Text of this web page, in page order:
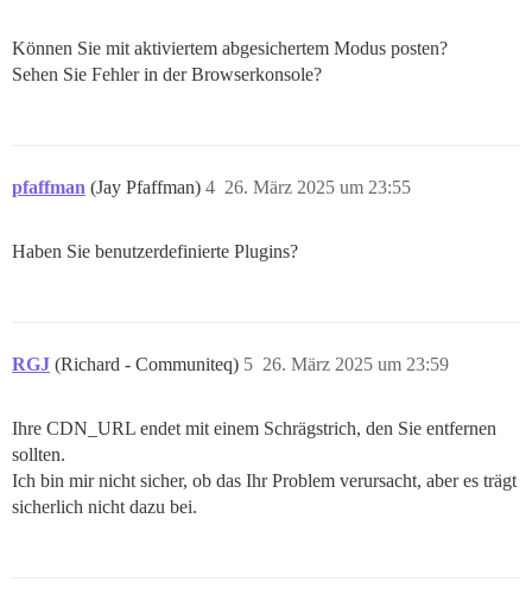
Können Sie mit aktiviertem abgesichertem Modus posten?
Sehen Sie Fehler in der Browserkonsole?
pfaffman (Jay Pfaffman) 26. März 2025 um 23:55
4
Haben Sie benutzerdefinierte Plugins?
RGJ (Richard - Communiteq) 26. März 2025 um 23:59
5
Ihre CDN_URL endet mit einem Schrägstrich, den Sie entfernen
sollten.
Ich bin mir nicht sicher, ob das Ihr Problem verursacht, aber es trägt
sicherlich nicht dazu bei.